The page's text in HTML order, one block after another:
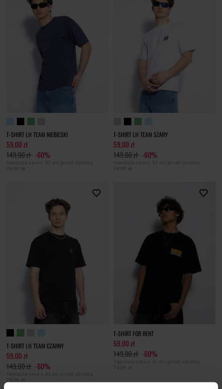
T-SHIRT LH TEAM NIEBIESKI
59,00 zł
149,00 zł -60%
Najniższa cena z 30 dni przed obniżką
74,00 zł
T-SHIRT LH TEAM SZARY
59,00 zł
149,00 zł -60%
Najniższa cena z 30 dni przed obniżką
74,00 zł
T-SHIRT LH TEAM CZARNY
59,00 zł
149,00 zł -60%
Najniższa cena z 30 dni przed obniżką
74,00 zł
T-SHIRT FOR RENT
59,00 zł
149,00 zł -60%
Najniższa cena z 30 dni przed obniżką
74,00 zł